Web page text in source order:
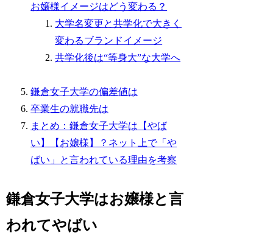
お嬢様イメージはどう変わる？
大学名変更と共学化で大きく
変わるブランドイメージ
共学化後は“等身大”な大学へ
鎌倉女子大学の偏差値は
卒業生の就職先は
まとめ：鎌倉女子大学は【やば
い】【お嬢様】？ネット上で「や
ばい」と言われている理由を考察
鎌倉女子大学はお嬢様と言
われてやばい